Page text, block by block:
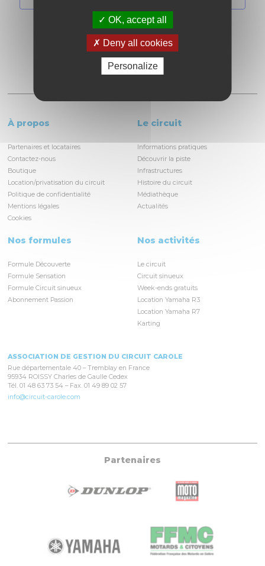
À propos
Partenaires et locataires
Contactez-nous
Boutique
Location/privatisation du circuit
Politique de confidentialité
Mentions légales
Cookies
Le circuit
Informations pratiques
Découvrir la piste
Infrastructures
Histoire du circuit
Médiathèque
Actualités
Nos formules
Formule Découverte
Formule Sensation
Formule Circuit sinueux
Abonnement Passion
Nos activités
Le circuit
Circuit sinueux
Week-ends gratuits
Location Yamaha R3
Location Yamaha R7
Karting
ASSOCIATION DE GESTION DU CIRCUIT CAROLE
Rue départementale 40 – Tremblay en France
95934 ROISSY Charles de Gaulle Cedex
Tél. 01 48 63 73 54 – Fax. 01 49 89 02 57
info@circuit-carole.com
Partenaires
OK, accept all
Deny all cookies
Personalize